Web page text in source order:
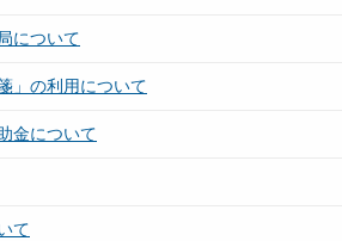
について
」の利用について
金について
て